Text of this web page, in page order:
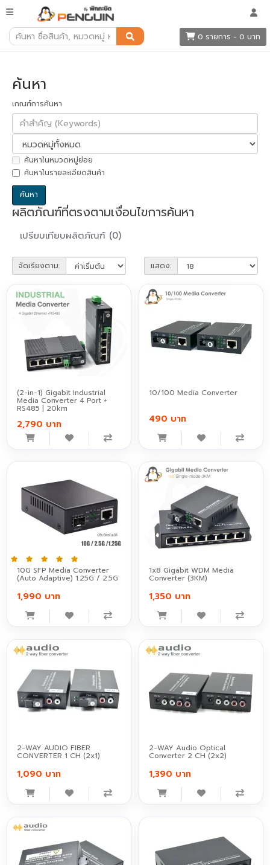
0 รายการ - 0 บาท
ค้นหา
ค้นหา
เกณฑ์การค้นหา
ค้นหาในหมวดหมู่ย่อย
ค้นหาในรายละเอียดสินค้า
ผลิตภัณฑ์ที่ตรงตามเงื่อนไขการค้นหา
เปรียบเทียบผลิตภัณฑ์ (0)
จัดเรียงตาม: แสดง:
(2-in-1) Gigabit Industrial
Media Converter 4 Port +
RS485 | 20km
2,790 บาท
10/100 Media Converter
490 บาท
10G SFP Media Converter
(Auto Adaptive) 1.25G / 2.5G
1,990 บาท
1x8 Gigabit WDM Media
Converter (3KM)
1,350 บาท
2-WAY AUDIO FIBER
CONVERTER 1 CH (2x1)
1,090 บาท
2-WAY Audio Optical
Converter 2 CH (2x2)
1,390 บาท